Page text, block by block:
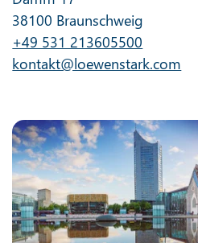
38100 Braunschweig
+49 531 213605500
kontakt@loewenstark.com